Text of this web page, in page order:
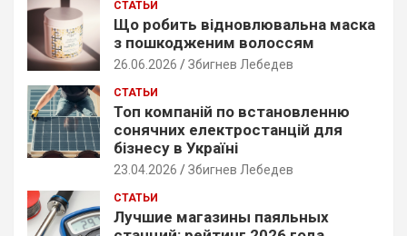
СТАТЬИ
Що робить відновлювальна маска
з пошкодженим волоссям
26.06.2026 Збигнев Лебедев
СТАТЬИ
Топ компаній по встановленню
сонячних електростанцій для
бізнесу в Україні
23.04.2026 Збигнев Лебедев
СТАТЬИ
Лучшие магазины паяльных